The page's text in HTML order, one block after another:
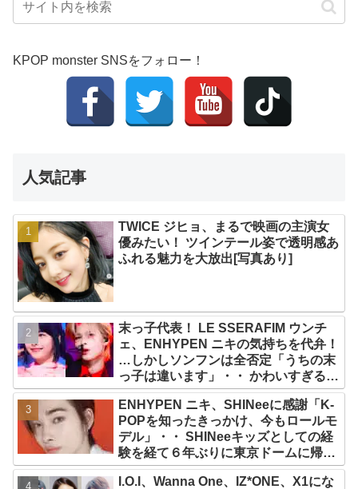
KPOP monster SNSをフォロー！
人気記事
TWICE ジヒョ、まるで映画の主演女
優みたい！ ツインテール姿で透明感あ
ふれる魅力を大放出[写真あり]
末っ子代表！ LE SSERAFIM ウンチ
ェ、ENHYPEN ニキの気持ちを代弁！
…しかしソンフンは全否定「うちの末
っ子は違います」・・ かわいすぎる２
人の会話に爆笑
ENHYPEN ニキ、SHINeeに感謝「K-
POPを知ったきっかけ、今もロールモ
デル」・・ SHINeeキッズとしての経
験を経て６年ぶりに東京ドームに帰還
した感想は？
I.O.I、Wanna One、IZ*ONE、X1にな